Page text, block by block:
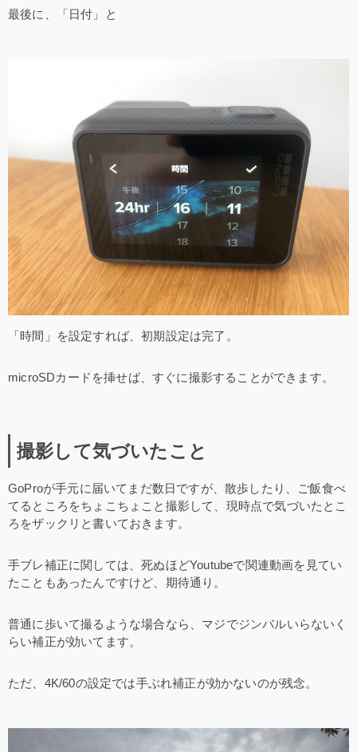
最後に、「日付」と
「時間」を設定すれば、初期設定は完了。
microSDカードを挿せば、すぐに撮影することができます。
撮影して気づいたこと
GoProが手元に届いてまだ数日ですが、散歩したり、ご飯食べ
てるところをちょこちょこと撮影して、現時点で気づいたとこ
ろをザックリと書いておきます。
手ブレ補正に関しては、死ぬほどYoutubeで関連動画を見てい
たこともあったんですけど、期待通り。
普通に歩いて撮るような場合なら、マジでジンバルいらないく
らい補正が効いてます。
ただ、4K/60の設定では手ぶれ補正が効かないのが残念。